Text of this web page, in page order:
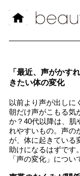
「最近、声がかす
きたい体の変化
以前より声が出しに
朝だけ声がこもる気
か？40代以降は、肌
れやすいもの。声の
が、体に起きている
助けになるはずです
「声の変化」につい